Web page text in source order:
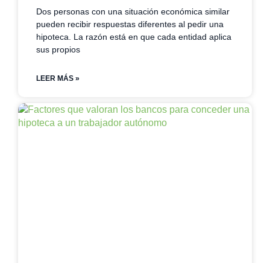
Dos personas con una situación económica similar
pueden recibir respuestas diferentes al pedir una
hipoteca. La razón está en que cada entidad aplica
sus propios
LEER MÁS »